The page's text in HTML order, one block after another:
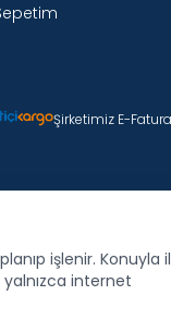
Şirketimiz E-
işlenir. Konuyla
internet